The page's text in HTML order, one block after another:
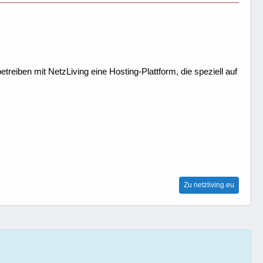
mit NetzLiving eine Hosting-Plattform, die speziell auf
Zu netzliving.eu